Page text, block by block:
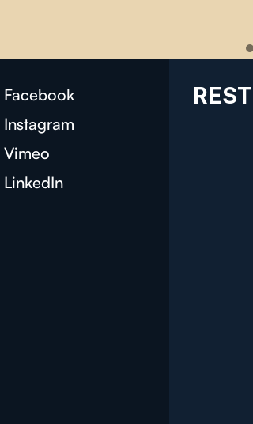
Facebook
Instagram
Vimeo
LinkedIn